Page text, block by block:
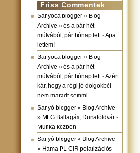
Friss Commentek
Sanyoca blogger » Blog
Archive » és a pár hét
múlvából, pár hónap lett-Apa
lettem!
Sanyoca blogger » Blog
Archive » és a pár hét
múlvából, pár hónap lett-Azért
kár, hogy a régi jó dolgokból
nem maradt semmi
Sanyó blogger » Blog Archive
» MLG Ballagás, Dunaföldvár -
Munka közben
Sanyó blogger » Blog Archive
» Hama PL CIR polarizációs